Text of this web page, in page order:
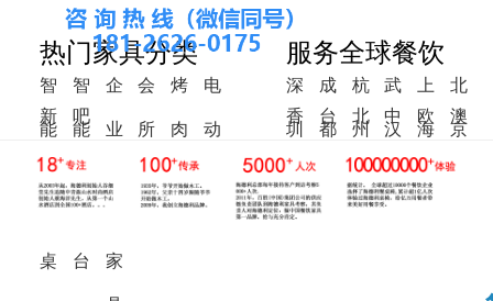
热门家具分类
智
能
火
桌
智
能
调
台
企
业
家
会
所
家
烤
肉
桌
电
动
新
中
式
吧
椅
服务全球餐饮
深
圳
成
都
杭
州
武
汉
上
海
北
京
香
港
台 北
美
中
东
欧
洲
澳
洲